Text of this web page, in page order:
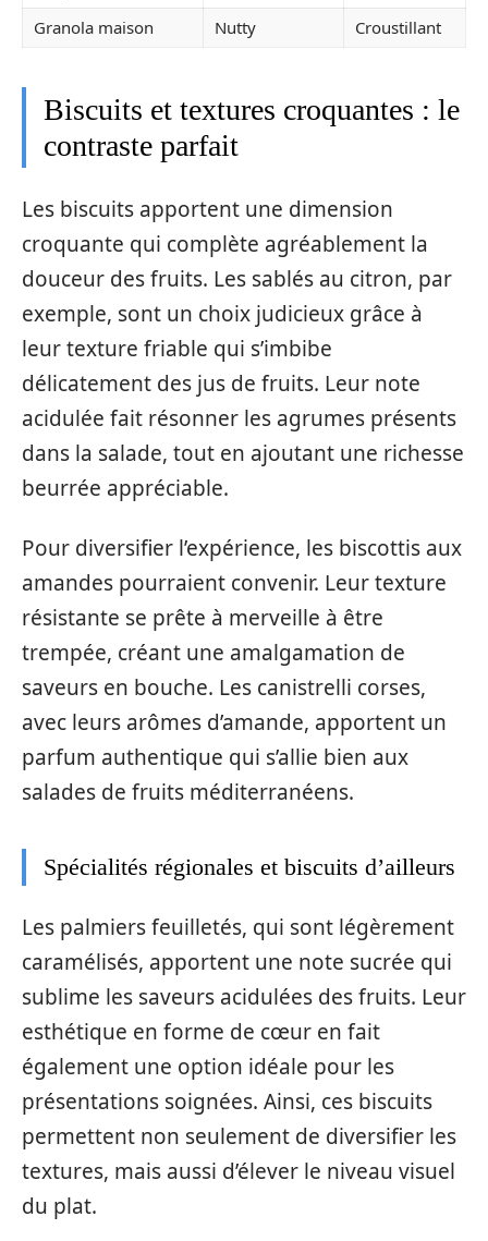
Granola maison Nutty Croustillant
Biscuits et textures croquantes : le
contraste parfait
Les biscuits apportent une dimension
croquante qui complète agréablement la
douceur des fruits. Les sablés au citron, par
exemple, sont un choix judicieux grâce à
leur texture friable qui s’imbibe
délicatement des jus de fruits. Leur note
acidulée fait résonner les agrumes présents
dans la salade, tout en ajoutant une richesse
beurrée appréciable.
Pour diversifier l’expérience, les biscottis aux
amandes pourraient convenir. Leur texture
résistante se prête à merveille à être
trempée, créant une amalgamation de
saveurs en bouche. Les canistrelli corses,
avec leurs arômes d’amande, apportent un
parfum authentique qui s’allie bien aux
salades de fruits méditerranéens.
Spécialités régionales et biscuits d’ailleurs
Les palmiers feuilletés, qui sont légèrement
caramélisés, apportent une note sucrée qui
sublime les saveurs acidulées des fruits. Leur
esthétique en forme de cœur en fait
également une option idéale pour les
présentations soignées. Ainsi, ces biscuits
permettent non seulement de diversifier les
textures, mais aussi d’élever le niveau visuel
du plat.